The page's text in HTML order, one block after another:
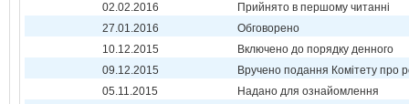
02.02.2016
Прийнято в першому читанні
27.01.2016
Обговорено
10.12.2015
Включено до порядку денного
09.12.2015
Вручено подання Комітету про
05.11.2015
Надано для ознайомлення